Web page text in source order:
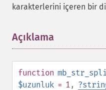
karakterlerini içeren bir
Açıklama
function
$uzunluk = 1, ?